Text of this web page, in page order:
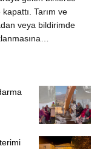
Tarım ve
veya bildirimde